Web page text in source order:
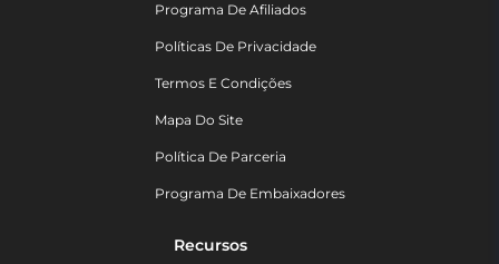
Programa De Afiliados
Políticas De Privacidade
Termos E Condições
Mapa Do Site
Política De Parceria
Programa De Embaixadores
Recursos